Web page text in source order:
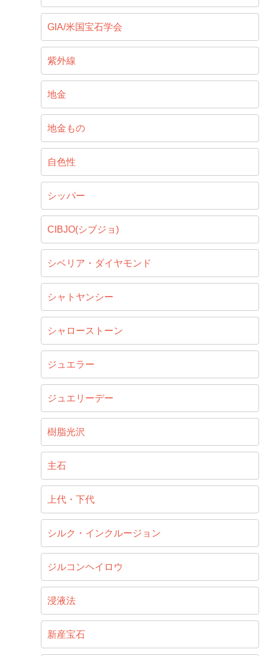
GIA/米国宝石学会
紫外線
地金
地金もの
自色性
シッパー
CIBJO(シブジョ)
シベリア・ダイヤモンド
シャトヤンシー
シャローストーン
ジュエラー
ジュエリーデー
樹脂光沢
主石
上代・下代
シルク・インクルージョン
ジルコンヘイロウ
浸液法
新産宝石